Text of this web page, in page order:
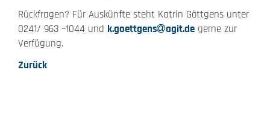
Rückfragen? Für Auskünfte steht Katrin Göttgens unter
0241/ 963 –1044 und k.goettgens agit.de gerne zur
Verfügung.
Zurück